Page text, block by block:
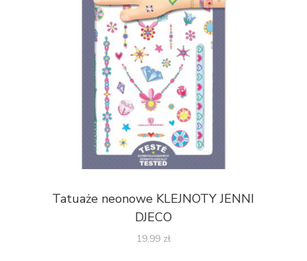
Tatuaże neonowe KLEJNOTY JENNI
DJECO
19,99 zł